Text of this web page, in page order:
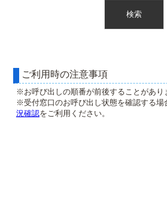
ご利用時の注意事項
※お呼び出しの順番が前後することがあり
※受付窓口のお呼び出し状態を確認する場
況確認をご利用ください。